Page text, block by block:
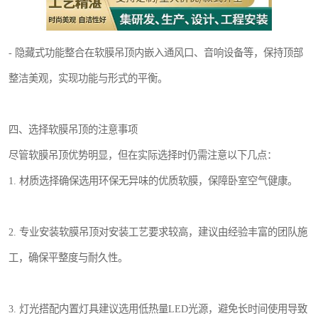
- 隐藏式功能整合在软膜吊顶内嵌入通风口、音响设备等，保持顶部
整洁美观，实现功能与形式的平衡。
四、选择软膜吊顶的注意事项
尽管软膜吊顶优势明显，但在实际选择时仍需注意以下几点：
1. 材质选择确保选用环保无异味的优质软膜，保障卧室空气健康。
2. 专业安装软膜吊顶对安装工艺要求较高，建议由经验丰富的团队施
工，确保平整度与耐久性。
3. 灯光搭配内置灯具建议选用低热量LED光源，避免长时间使用导致